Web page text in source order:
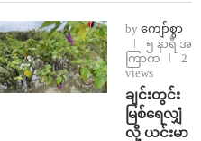
by ကျော်စွာ
၅ နာရီ အ
ကြာက
2
views
ချင်းတွင်း
မြစ်ရေလျှံ
လို့ ယင်းမာ